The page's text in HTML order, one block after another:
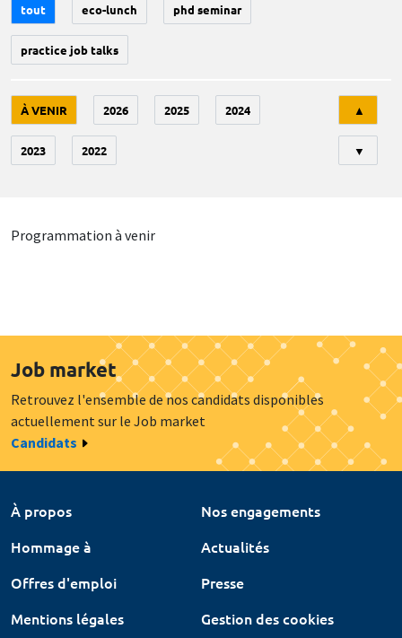
tout eco-lunch phd seminar
practice job talks
À VENIR 2026 2025 2024
2023 2022
▲
▼
Programmation à venir
Job market
Retrouvez l'ensemble de nos candidats disponibles
actuellement sur le Job market
Candidats
À propos
Nos engagements
Hommage à
Actualités
Offres d'emploi
Presse
Mentions légales
Gestion des cookies